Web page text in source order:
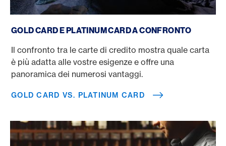
GOLD CARD E PLATINUM CARD A CONFRONTO
Il confronto tra le carte di credito mostra quale carta
è più adatta alle vostre esigenze e offre una
panoramica dei numerosi vantaggi.
GOLD CARD VS. PLATINUM CARD